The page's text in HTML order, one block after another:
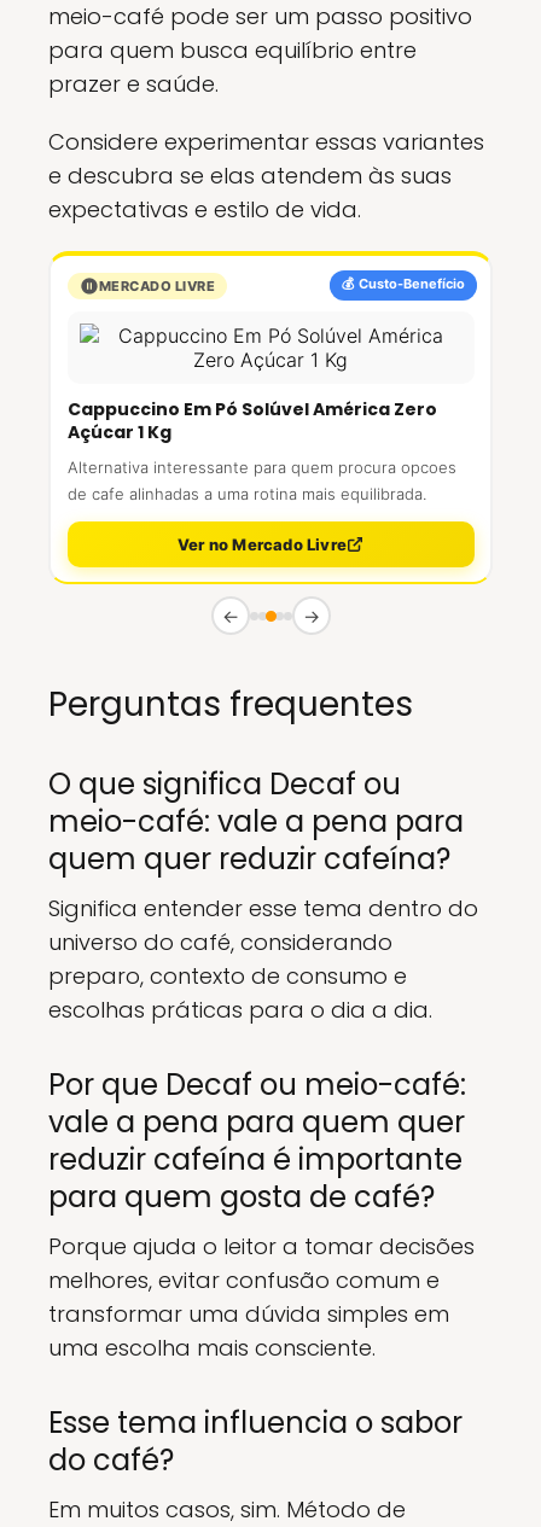
meio-café pode ser um passo positivo
para quem busca equilíbrio entre
prazer e saúde.
Considere experimentar essas variantes
e descubra se elas atendem às suas
expectativas e estilo de vida.
💰 Custo-Benefício
MERCADO LIVRE
Cappuccino Em Pó Solúvel América Zero
Açúcar 1 Kg
Alternativa interessante para quem procura opcoes
de cafe alinhadas a uma rotina mais equilibrada.
Ver no Mercado Livre
← →
Perguntas frequentes
O que significa Decaf ou
meio-café: vale a pena para
quem quer reduzir cafeína?
Significa entender esse tema dentro do
universo do café, considerando
preparo, contexto de consumo e
escolhas práticas para o dia a dia.
Por que Decaf ou meio-café:
vale a pena para quem quer
reduzir cafeína é importante
para quem gosta de café?
Porque ajuda o leitor a tomar decisões
melhores, evitar confusão comum e
transformar uma dúvida simples em
uma escolha mais consciente.
Esse tema influencia o sabor
do café?
Em muitos casos, sim. Método de